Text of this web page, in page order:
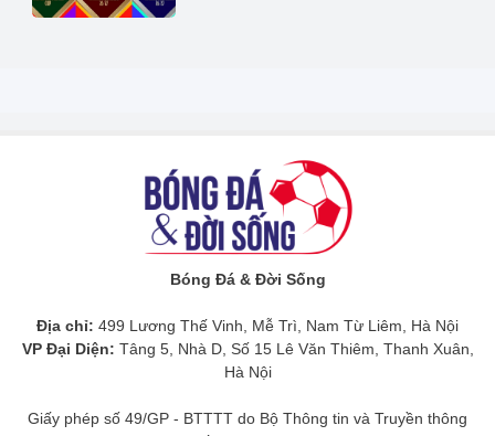
Bóng Đá & Đời Sống
Địa chỉ: 499 Lương Thế Vinh, Mễ Trì, Nam Từ Liêm, Hà Nội
VP Đại Diện: Tâng 5, Nhà D, Số 15 Lê Văn Thiêm, Thanh Xuân,
Hà Nội
Giấy phép số 49/GP - BTTTT do Bộ Thông tin và Truyền thông